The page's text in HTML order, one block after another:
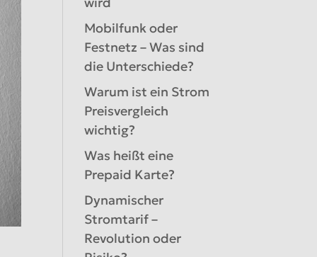
Mobilfunk oder
Festnetz – Was sind
die Unterschiede?
Warum ist ein Strom
Preisvergleich
wichtig?
Was heißt eine
Prepaid Karte?
Dynamischer
Stromtarif –
Revolution oder